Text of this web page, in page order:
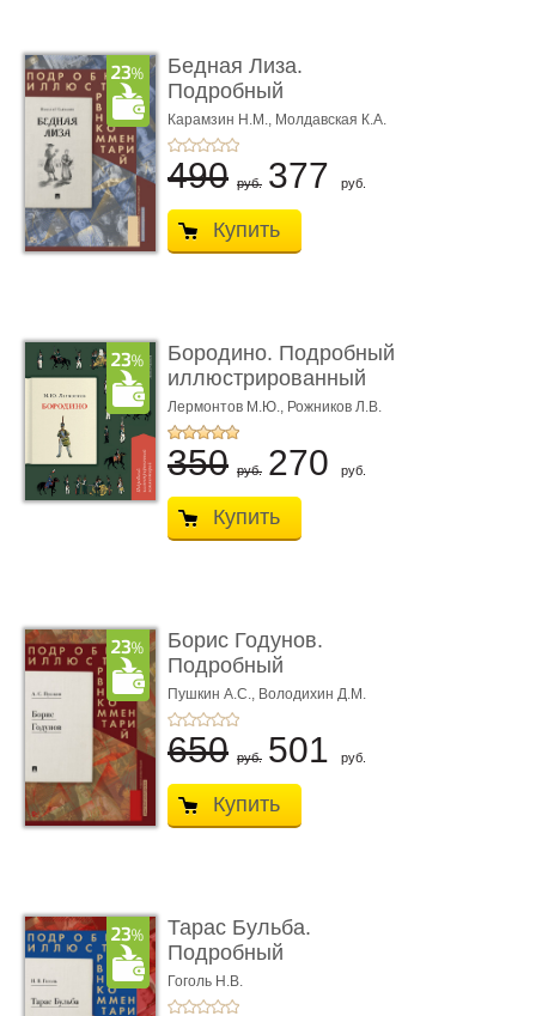
Бедная Лиза.
Подробный
иллюстрированный
комме ...
Карамзин Н.М., Молдавская К.А.
490 руб. 377 руб.
Купить
Бородино. Подробный
иллюстрированный
коммент� ...
Лермонтов М.Ю., Рожников Л.В.
350 руб. 270 руб.
Купить
Борис Годунов.
Подробный
иллюстрированный
ком ...
Пушкин А.С., Володихин Д.М.
650 руб. 501 руб.
Купить
Тарас Бульба.
Подробный
иллюстрированный
комм ...
Гоголь Н.В.